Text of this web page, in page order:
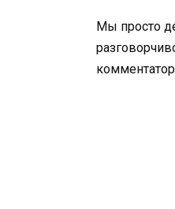
Мы просто